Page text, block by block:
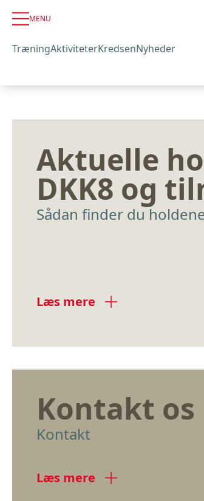
MENU
TræningAktiviteterKredsenNyheder
Aktuelle
DKK8 og
Sådan finder du
Læs mere
Kontakt os
Kontakt
Læs mere